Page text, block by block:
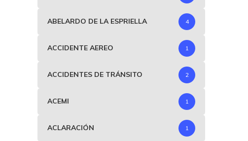
ABELARDO DE LA ESPRIELLA 4
ACCIDENTE AEREO 1
ACCIDENTES DE TRÁNSITO 2
ACEMI 1
ACLARACIÓN 1